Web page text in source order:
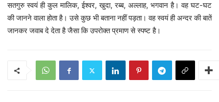
सतगुरु स्वयं ही कुल मालिक, ईश्वर, खुदा, रब्ब, अल्लाह, भगवान है। वह घट-घट
की जानने वाला होता है। उसे कुछ भी बताना नहीं पड़ता। वह स्वयं ही अन्दर की बातें
जानकर जवाब दे देता है जैसा कि उपरोक्त प्रमाण से स्पष्ट है।